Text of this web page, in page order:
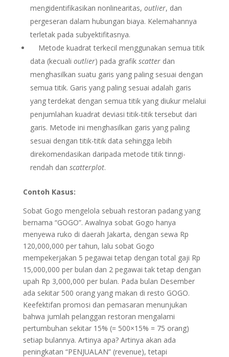
mengidentifikasikan nonlinearitas, outlier, dan
pergeseran dalam hubungan biaya. Kelemahannya
terletak pada subyektifitasnya.
Metode kuadrat terkecil menggunakan semua titik
data (kecuali outlier) pada grafik scatter dan
menghasilkan suatu garis yang paling sesuai dengan
semua titik. Garis yang paling sesuai adalah garis
yang terdekat dengan semua titik yang diukur melalui
penjumlahan kuadrat deviasi titik-titik tersebut dari
garis. Metode ini menghasilkan garis yang paling
sesuai dengan titik-titik data sehingga lebih
direkomendasikan daripada metode titik tinngi-
rendah dan scatterplot.
Contoh Kasus:
Sobat Gogo mengelola sebuah restoran padang yang
bernama “GOGO”. Awalnya sobat Gogo hanya
menyewa ruko di daerah Jakarta, dengan sewa Rp
120,000,000 per tahun, lalu sobat Gogo
mempekerjakan 5 pegawai tetap dengan total gaji Rp
15,000,000 per bulan dan 2 pegawai tak tetap dengan
upah Rp 3,000,000 per bulan. Pada bulan Desember
ada sekitar 500 orang yang makan di resto GOGO.
Keefektifan promosi dan pemasaran menunjukan
bahwa jumlah pelanggan restoran mengalami
pertumbuhan sekitar 15% (= 500×15% = 75 orang)
setiap bulannya. Artinya apa? Artinya akan ada
peningkatan “PENJUALAN” (revenue), tetapi